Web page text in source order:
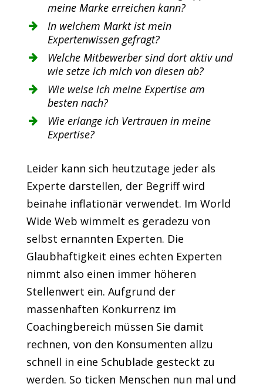
meine Marke erreichen kann?
In welchem Markt ist mein
Expertenwissen gefragt?
Welche Mitbewerber sind dort aktiv und
wie setze ich mich von diesen ab?
Wie weise ich meine Expertise am
besten nach?
Wie erlange ich Vertrauen in meine
Expertise?
Leider kann sich heutzutage jeder als
Experte darstellen, der Begriff wird
beinahe inflationär verwendet. Im World
Wide Web wimmelt es geradezu von
selbst ernannten Experten. Die
Glaubhaftigkeit eines echten Experten
nimmt also einen immer höheren
Stellenwert ein. Aufgrund der
massenhaften Konkurrenz im
Coachingbereich müssen Sie damit
rechnen, von den Konsumenten allzu
schnell in eine Schublade gesteckt zu
werden. So ticken Menschen nun mal und